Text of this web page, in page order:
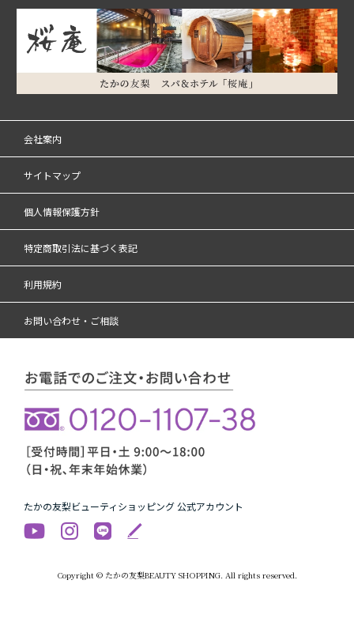
会社案内
サイトマップ
個人情報保護方針
特定商取引法に基づく表記
利用規約
お問い合わせ・ご相談
たかの友梨ビューティショッピング 公式アカウント
Copyright © たかの友梨BEAUTY SHOPPING. All rights reserved.